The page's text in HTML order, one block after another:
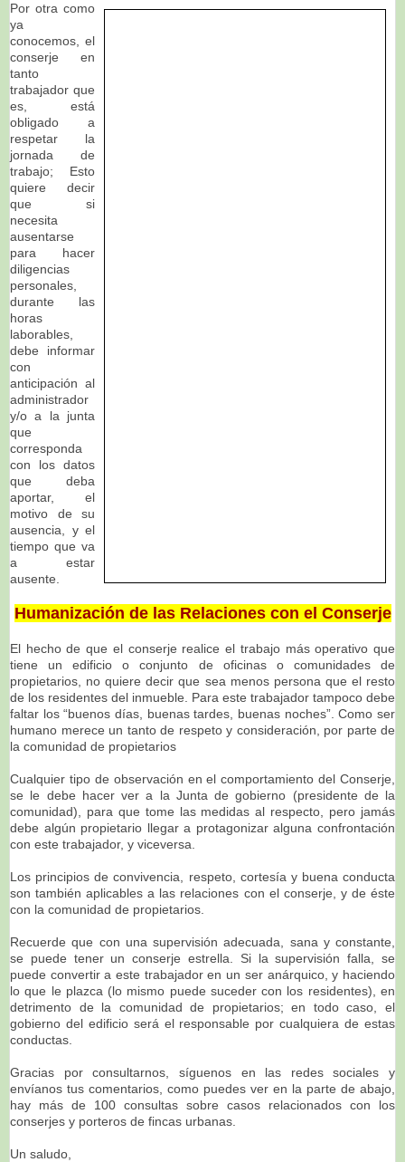
Por otra como
ya
conocemos, el
conserje en
tanto
trabajador que
es, está
obligado a
respetar la
jornada de
trabajo; Esto
quiere decir
que si
necesita
ausentarse
para hacer
diligencias
personales,
durante las
horas
laborables,
debe informar
con
anticipación al
administrador
y/o a la junta
que
corresponda
con los datos
que deba
aportar, el
motivo de su
ausencia, y el
tiempo que va
a estar
ausente.
Humanización de las Relaciones con el Conserje
El hecho de que el conserje realice el trabajo más operativo que
tiene un edificio o conjunto de oficinas o comunidades de
propietarios, no quiere decir que sea menos persona que el resto
de los residentes del inmueble. Para este trabajador tampoco debe
faltar los “buenos días, buenas tardes, buenas noches”. Como ser
humano merece un tanto de respeto y consideración, por parte de
la comunidad de propietarios
Cualquier tipo de observación en el comportamiento del Conserje,
se le debe hacer ver a la Junta de gobierno (presidente de la
comunidad), para que tome las medidas al respecto, pero jamás
debe algún propietario llegar a protagonizar alguna confrontación
con este trabajador, y viceversa.
Los principios de convivencia, respeto, cortesía y buena conducta
son también aplicables a las relaciones con el conserje, y de éste
con la comunidad de propietarios.
Recuerde que con una supervisión adecuada, sana y constante,
se puede tener un conserje estrella. Si la supervisión falla, se
puede convertir a este trabajador en un ser anárquico, y haciendo
lo que le plazca (lo mismo puede suceder con los residentes), en
detrimento de la comunidad de propietarios; en todo caso, el
gobierno del edificio será el responsable por cualquiera de estas
conductas.
Gracias por consultarnos, síguenos en las redes sociales y
envíanos tus comentarios, como puedes ver en la parte de abajo,
hay más de 100 consultas sobre casos relacionados con los
conserjes y porteros de fincas urbanas.
Un saludo,